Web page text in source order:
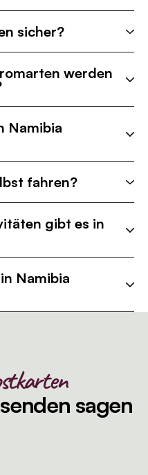
sicher?
werden
Namibia
fahren?
gibt es in
Namibia
sagen